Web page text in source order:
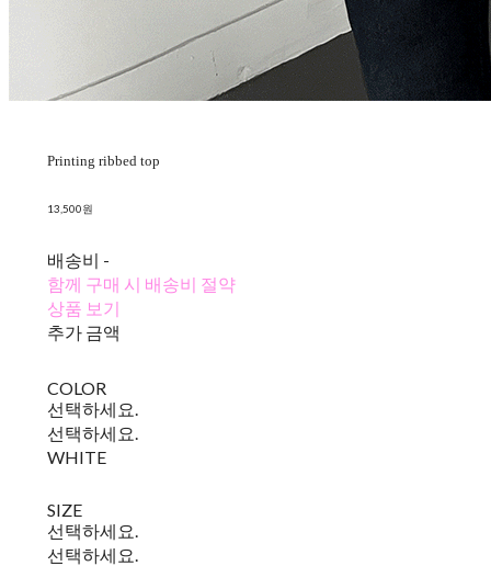
Printing ribbed top
13,500원
배송비 -
함께 구매 시 배송비 절약
상품 보기
추가 금액
COLOR
선택하세요.
선택하세요.
WHITE
SIZE
선택하세요.
선택하세요.